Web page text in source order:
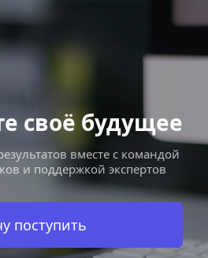
своё будущее
вместе с командой
и поддержкой экспертов
поступить